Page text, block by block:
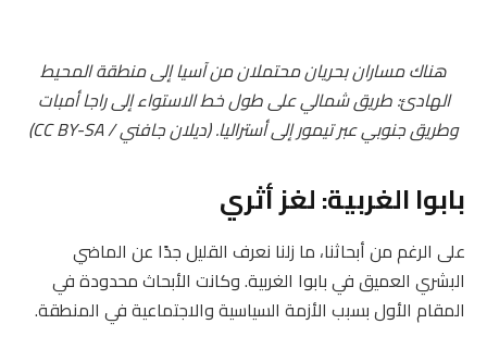
هناك مساران بحريان محتملان من آسيا إلى منطقة المحيط
الهادئ: طريق شمالي على طول خط الاستواء إلى راجا أمبات
وطريق جنوبي عبر تيمور إلى أستراليا. (ديلان جافني /CC BY-SA
)
بابوا الغربية: لغز أثري
على الرغم من أبحاثنا، ما زلنا نعرف القليل جدًا عن الماضي
البشري العميق في بابوا الغربية. وكانت الأبحاث محدودة في
المقام الأول بسبب الأزمة السياسية والاجتماعية في المنطقة.